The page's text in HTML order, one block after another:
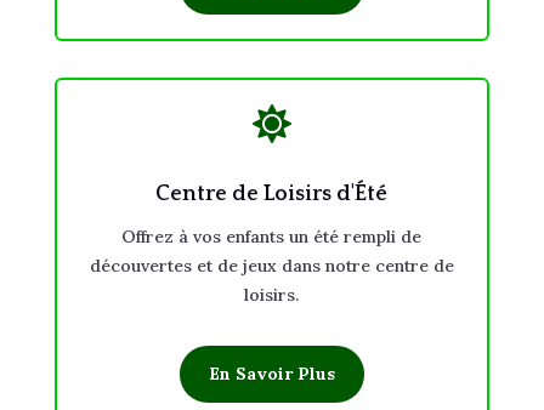

Centre de Loisirs d'Été
Offrez à vos enfants un été rempli de
découvertes et de jeux dans notre centre de
loisirs.
En Savoir Plus